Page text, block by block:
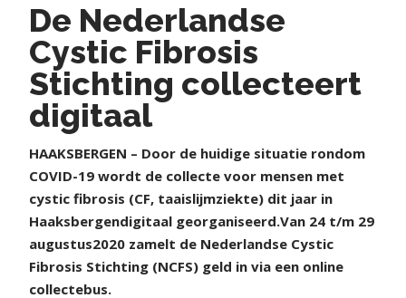
De Nederlandse
Cystic Fibrosis
Stichting collecteert
digitaal
HAAKSBERGEN – Door de huidige situatie rondom
COVID-19 wordt de collecte voor mensen met
cystic fibrosis (CF, taaislijmziekte) dit jaar in
Haaksbergendigitaal georganiseerd.Van 24 t/m 29
augustus2020 zamelt de Nederlandse Cystic
Fibrosis Stichting (NCFS) geld in via een online
collectebus.